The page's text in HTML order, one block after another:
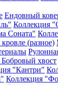
Ендовный
Коллекция
Соната"
(разное)
хвост
"Кантри"
Коллекция